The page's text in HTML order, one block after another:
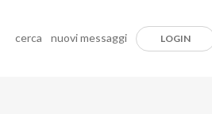
cerca nuovi messaggi LOGIN